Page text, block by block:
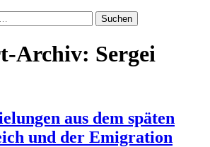
Archiv: Sergei
aus dem späten
und der Emigration